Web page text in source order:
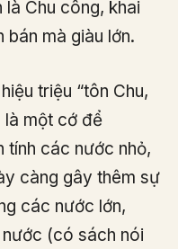
Chu công, khai
mà giàu lớn.
triệu “tôn Chu,
là một cớ để
tính các nước nhỏ,
càng gây thêm sự
các nước lớn,
(có sách nói